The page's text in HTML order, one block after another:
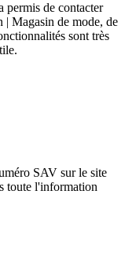
permis de contacter
| Magasin de mode, de
sont très
SAV sur le site
toute l'information